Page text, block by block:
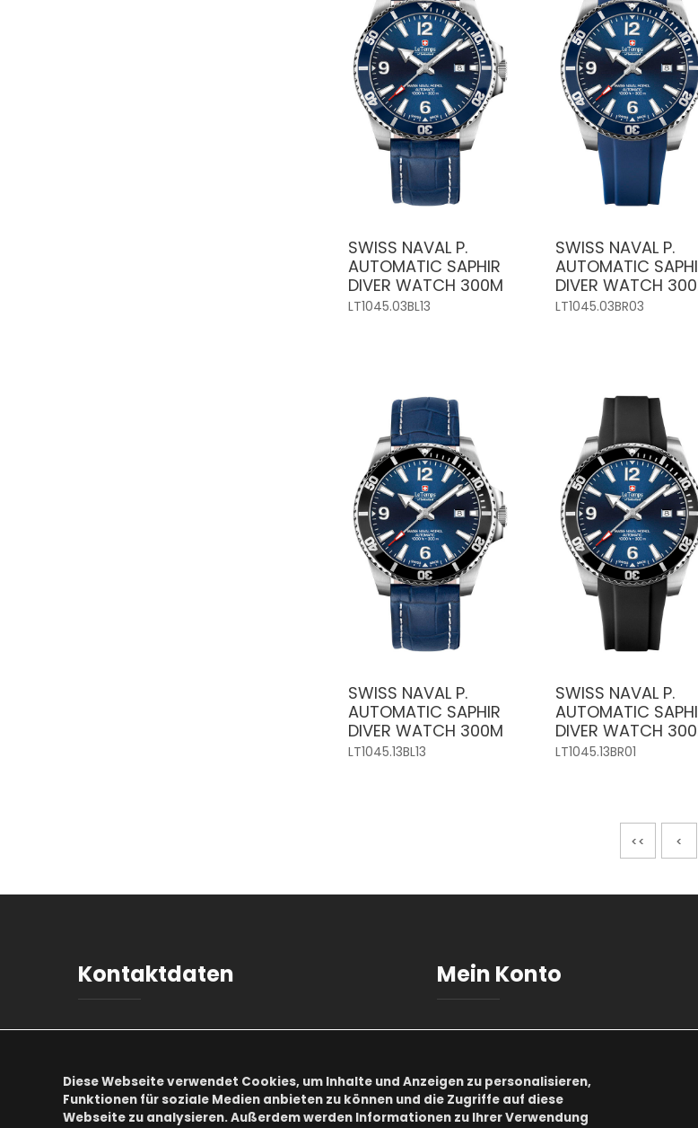
SWISS NAVAL P.
AUTOMATIC SAPHIR
DIVER WATCH 300M
LT1045.03BL13
SWISS NAVAL P.
AUTOMATIC
DIVER WATCH
LT1045.03BR03
SWISS NAVAL P.
AUTOMATIC SAPHIR
DIVER WATCH 300M
LT1045.13BL13
SWISS NAVAL P.
AUTOMATIC
DIVER WATCH
LT1045.13BR01
<< <
Kontaktdaten
Telefon:
+41 32 652 81 81
Mein Konto
Benutzerkonto
Registrierung
Diese Webseite verwendet Cookies, um Inhalte und Anzeigen zu personalisieren,
Funktionen für soziale Medien anbieten zu können und die Zugriffe auf diese
Webseite zu analysieren. Außerdem werden Informationen zu Ihrer Verwendung